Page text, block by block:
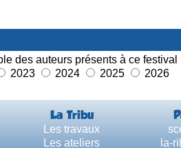
des auteurs présents à ce festival
2023 2024 2025 2026
La Tribu
Les travaux
Les ateliers la-